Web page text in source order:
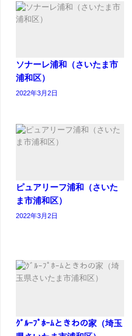
ソナーレ浦和（さいたま市
浦和区）
2022年3月2日
ピュアリーフ浦和（さいた
ま市浦和区）
2022年3月2日
ｸﾞﾙｰﾌﾟﾎｰﾑときわの家（埼玉